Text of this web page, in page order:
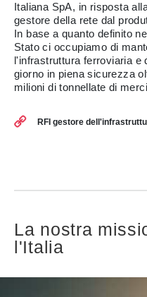
Italiana SpA, in risposta
gestore della rete dal
In base a quanto definito
Stato ci occupiamo di
l'infrastruttura ferroviaria e
giorno in piena sicurezza
milioni di tonnellate di
RFI gestore
La nostra
l'Italia